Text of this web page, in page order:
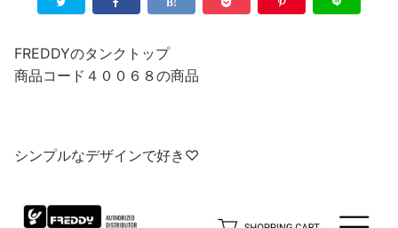
FREDDYのタンクトップ
商品コード４００６８の商品
シンプルなデザインで好き♡